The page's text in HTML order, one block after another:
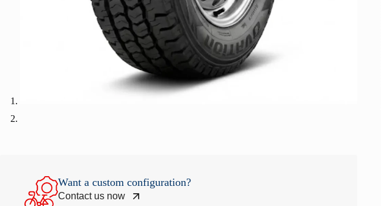
Want a custom configuration?
Contact us now